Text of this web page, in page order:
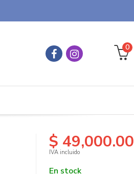
0
$ 49,000.00
IVA incluido
En stock